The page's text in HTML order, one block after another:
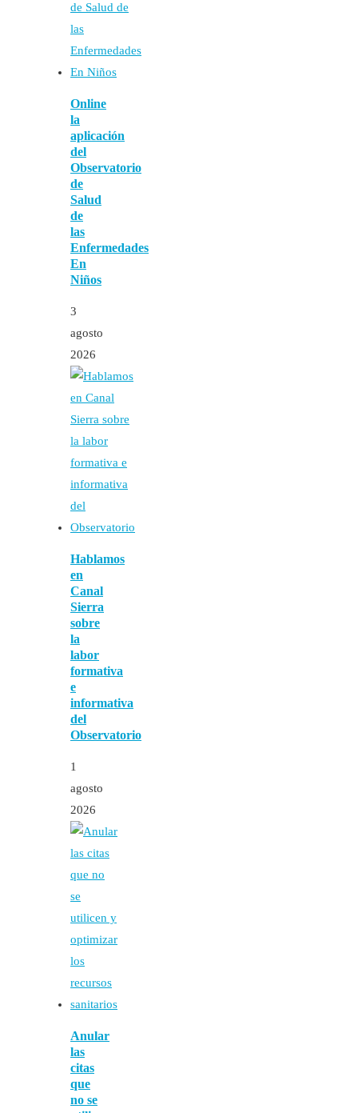
Online
la
aplicación
del
Observatorio
de
Salud
de
las
Enfermedades
En
Niños
3
agosto
2026
Hablamos
en
Canal
Sierra
sobre
la
labor
formativa
e
informativa
del
Observatorio
1
agosto
2026
Anular
las
citas
que
no se